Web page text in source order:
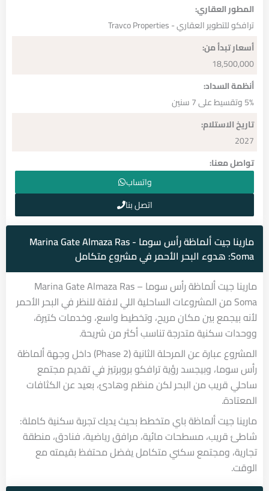
المطور العقاري:
ترافكو للتطوير العقاري - Travco Properties
أسعار تبدأ من:
18,500,000
أنظمة السداد:
5% وتقسيط على 7 سنين
تاريخ الاستلام:
2027
تواصل معنا:
واتساب
اتصل بنا
مارينا جيت ألماظة رأس سوما - Marina Gate Almaza Ras
Soma: هدوء البحر الأحمر في مشروع متكامل
مارينا جيت ألماظة رأس سوما – Marina Gate Almaza Ras
Soma من المشروعات الساحلية اللي لافتة للنظر في البحر الأحمر
لأنه بيجمع بين مكان مريح، وتخطيط واسع، وخدمات كتيرة،
ووحدات سكنية متدرجة تناسب أكثر من شريحة.
المشروع عبارة عن المرحلة الثانية (Phase 2) داخل وجهة ألماظة
رأس سوما، وبيجسد رؤية ترافكو بروبرتيز في تقديم مجتمع
ساحلي قريب من البحر لكن منظم وهادئ، بعيد عن الكثافات
المعتادة.
مارينا جيت ألماظة باي متخطط بحيث يديك تجربة سكنية كاملة:
شاطئ قريب، مسطحات مائية، مرافق رياضية، فنادق، منطقة
تجارية، ومجتمع سكني متكامل يفضل محتفظ بقيمته مع
الوقت.